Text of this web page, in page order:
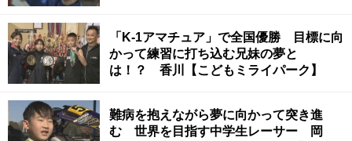
「K-1アマチュア」で全国優勝 目標に向
かって練習に打ち込む兄妹の夢と
は！？ 香川【こどもミライパーク】
難病を抱えながら夢に向かって突き進
む 世界を目指す中学生レーサー 岡